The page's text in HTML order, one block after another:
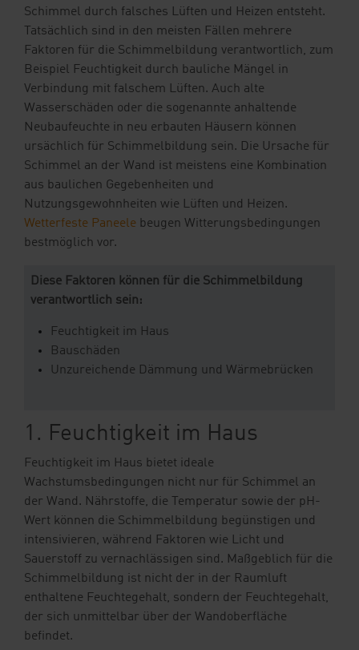
Schimmel durch falsches Lüften und Heizen entsteht.
Tatsächlich sind in den meisten Fällen mehrere
Faktoren für die Schimmelbildung verantwortlich, zum
Beispiel Feuchtigkeit durch bauliche Mängel in
Verbindung mit falschem Lüften. Auch alte
Wasserschäden oder die sogenannte anhaltende
Neubaufeuchte in neu erbauten Häusern können
ursächlich für Schimmelbildung sein. Die Ursache für
Schimmel an der Wand ist meistens eine Kombination
aus baulichen Gegebenheiten und
Nutzungsgewohnheiten wie Lüften und Heizen.
Wetterfeste Paneele beugen Witterungsbedingungen
bestmöglich vor.
Diese Faktoren können für die Schimmelbildung
verantwortlich sein:
Feuchtigkeit im Haus
Bauschäden
Unzureichende Dämmung und Wärmebrücken
1. Feuchtigkeit im Haus
Feuchtigkeit im Haus bietet ideale
Wachstumsbedingungen nicht nur für Schimmel an
der Wand. Nährstoffe, die Temperatur sowie der pH-
Wert können die Schimmelbildung begünstigen und
intensivieren, während Faktoren wie Licht und
Sauerstoff zu vernachlässigen sind. Maßgeblich für die
Schimmelbildung ist nicht der in der Raumluft
enthaltene Feuchtegehalt, sondern der Feuchtegehalt,
der sich unmittelbar über der Wandoberfläche
befindet.